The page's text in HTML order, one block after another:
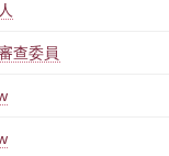
查委員